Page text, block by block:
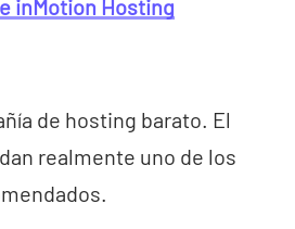
inMotion Hosting
de hosting barato. El
realmente uno de los